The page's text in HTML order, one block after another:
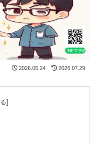
2026.05.24 2026.07.29